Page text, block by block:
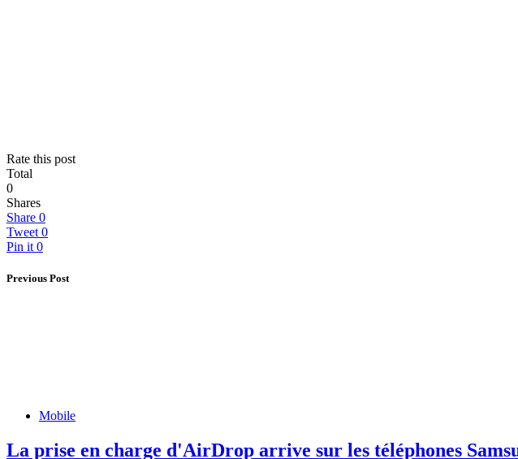
Rate this post
Total
0
Shares
Share 0
Tweet 0
Pin it 0
Previous Post
Mobile
La prise en charge d'AirDrop arrive sur les téléphones